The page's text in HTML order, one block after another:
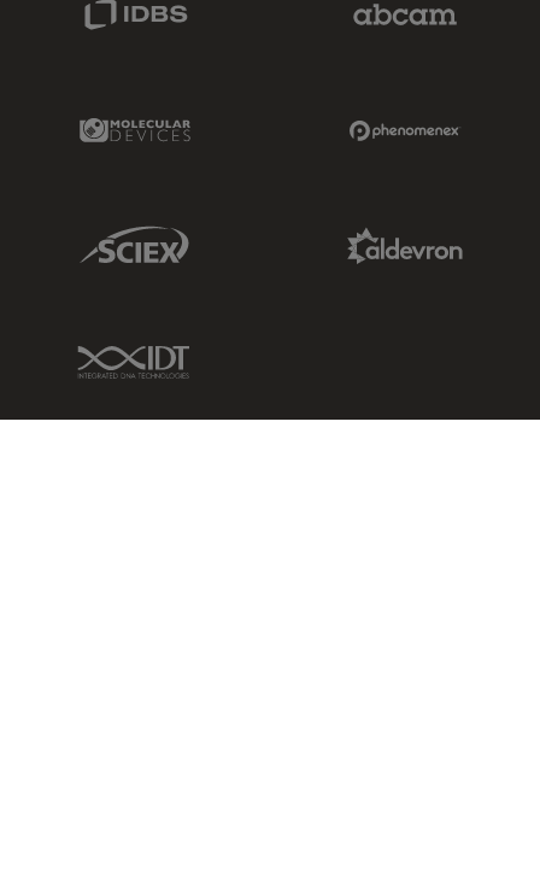
Molecular Devices Link
Sciex Link
IDT Link